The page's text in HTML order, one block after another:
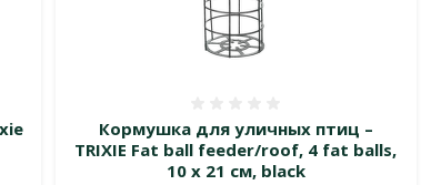
Кормушка для уличных птиц –
TRIXIE Fat ball feeder/roof, 4 fat balls,
10 x 21 см, black